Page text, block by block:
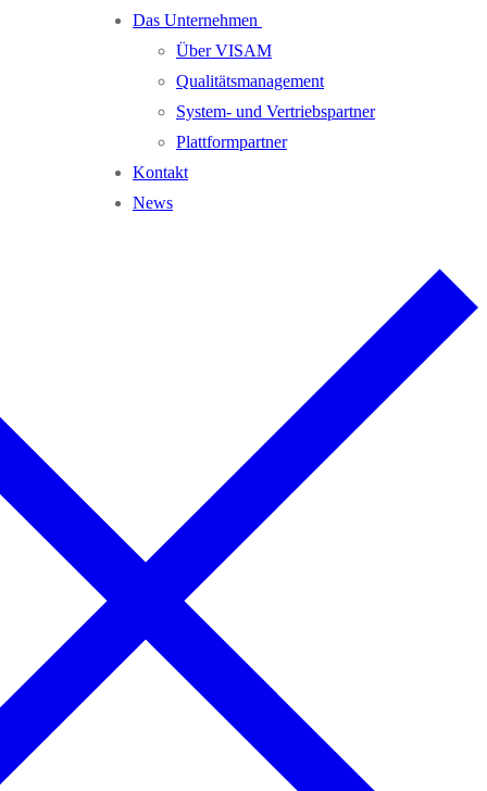
Das Unternehmen
Über VISAM
Qualitätsmanagement
System- und Vertriebspartner
Plattformpartner
Kontakt
News